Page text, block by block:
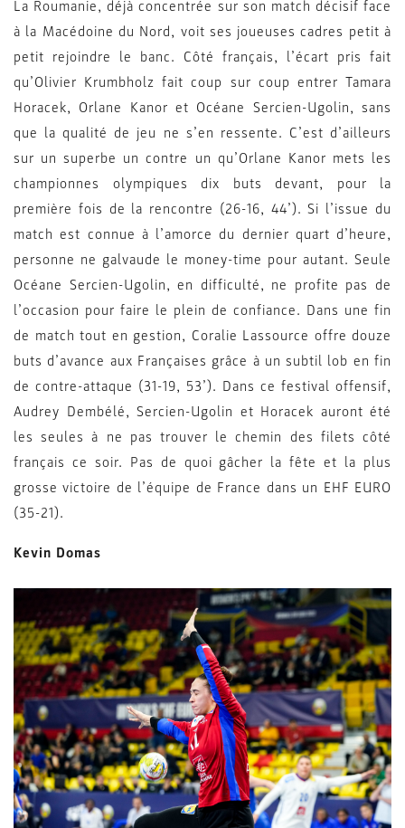
La Roumanie, déjà concentrée sur son match décisif face
à la Macédoine du Nord, voit ses joueuses cadres petit à
petit rejoindre le banc. Côté français, l’écart pris fait
qu’Olivier Krumbholz fait coup sur coup entrer Tamara
Horacek, Orlane Kanor et Océane Sercien-Ugolin, sans
que la qualité de jeu ne s’en ressente. C’est d’ailleurs
sur un superbe un contre un qu’Orlane Kanor mets les
championnes olympiques dix buts devant, pour la
première fois de la rencontre (26-16, 44’). Si l’issue du
match est connue à l’amorce du dernier quart d’heure,
personne ne galvaude le money-time pour autant. Seule
Océane Sercien-Ugolin, en difficulté, ne profite pas de
l’occasion pour faire le plein de confiance. Dans une fin
de match tout en gestion, Coralie Lassource offre douze
buts d’avance aux Françaises grâce à un subtil lob en fin
de contre-attaque (31-19, 53’). Dans ce festival offensif,
Audrey Dembélé, Sercien-Ugolin et Horacek auront été
les seules à ne pas trouver le chemin des filets côté
français ce soir. Pas de quoi gâcher la fête et la plus
grosse victoire de l’équipe de France dans un EHF EURO
(35-21).
Kevin Domas